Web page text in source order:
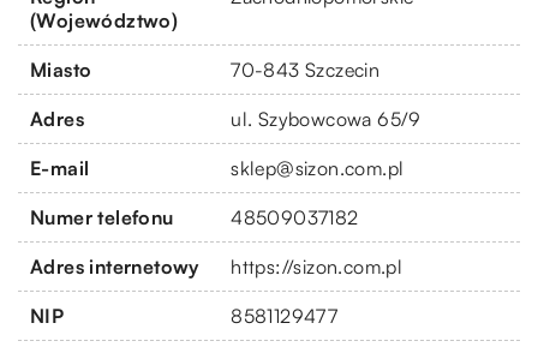
(Województwo)
Miasto 70-843 Szczecin
Adres ul. Szybowcowa 65/9
E-mail sklep@sizon.com.pl
Numer telefonu 48509037182
Adres internetowy https://sizon.com.pl
NIP 8581129477